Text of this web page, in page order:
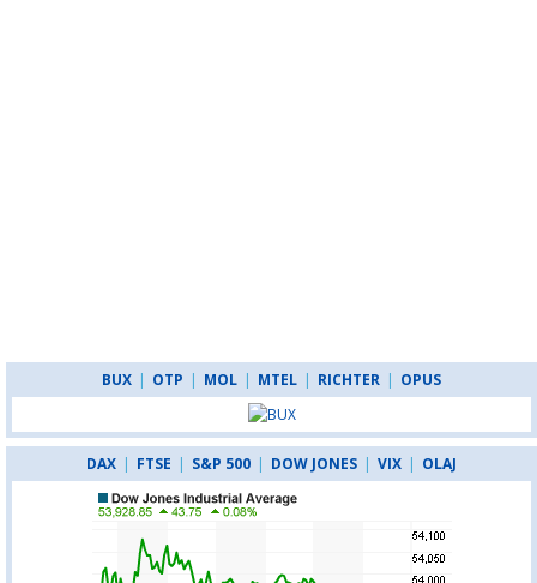
BUX | OTP | MOL | MTEL | RICHTER | OPUS
DAX | FTSE | S&P 500 | DOW JONES | VIX | OLAJ